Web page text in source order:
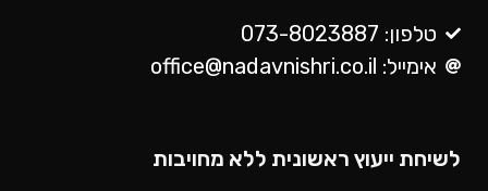
טלפון: 073-8023887
אימייל: office@nadavnishri.co.il
לשיחת ייעוץ ראשונית ללא מחויבות